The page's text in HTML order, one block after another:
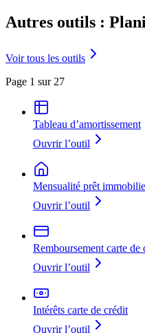
Autres outils :
Voir tous les outils
Page 1 sur 27
Tableau d’amortissement
Ouvrir l’outil
Mensualité prêt
Ouvrir l’outil
Remboursement carte de
Ouvrir l’outil
Intérêts carte de crédit
Ouvrir l’outil